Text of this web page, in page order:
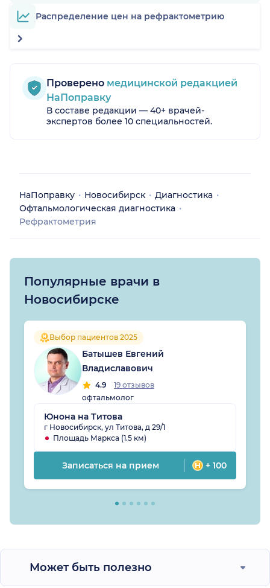
Распределение цен на рефрактометрию
Проверено медицинской редакцией
НаПоправку
В составе редакции — 40+ врачей-
экспертов более 10 специальностей.
НаПоправку Новосибирск
Диагностика
Офтальмологическая диагностика
Рефрактометрия
Популярные врачи в
Новосибирске
Выбор пациентов 2025
Батышев Евгений
Владиславович
4.9
19 отзывов
офтальмолог
Юнона на Титова
г Новосибирск, ул Титова, д 29/1
Площадь Маркса (1.5 км)
Записаться на прием + 100
Может быть полезно